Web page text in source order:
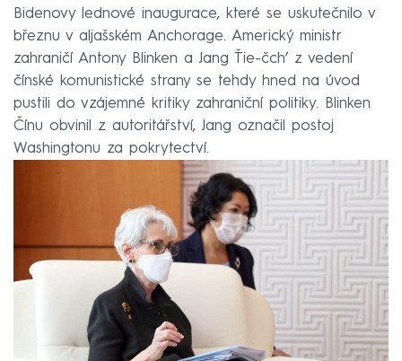
Bidenovy lednové inaugurace, které se uskutečnilo v
březnu v aljašském Anchorage. Americký ministr
zahraničí Antony Blinken a Jang Ťie-čch’ z vedení
čínské komunistické strany se tehdy hned na úvod
pustili do vzájemné kritiky zahraniční politiky. Blinken
Čínu obvinil z autoritářství, Jang označil postoj
Washingtonu za pokrytectví.